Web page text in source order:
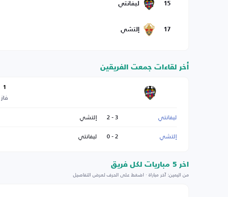
15 ليفانتي
17 إلتشي
أخر لقاءات جمعت الفريقين
1
فاز
ليفانتي 3 - 2 إلتشي
إلتشي
2 - 0 ليفانتي
اخر 5 مباريات لكل فريق
من اليمين: آخر مباراة · اضغط على الحرف لعرض التفاصيل